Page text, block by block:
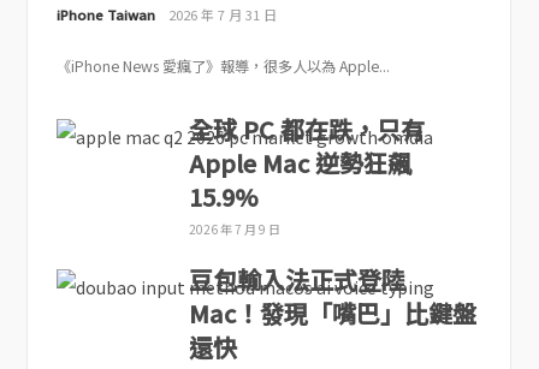
iPhone Taiwan 2026 年 7 月 31 日
《iPhone News 愛瘋了》報導，很多人以為 Apple...
全球 PC 都在跌，只有
Apple Mac 逆勢狂飆
15.9%
2026 年 7 月 9 日
豆包輸入法正式登陸
Mac！發現「嘴巴」比鍵盤
還快